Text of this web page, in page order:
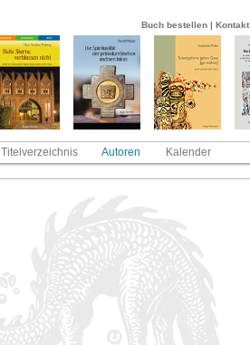
Buch bestellen | Kontakt
Titelverzeichnis Autoren Kalender